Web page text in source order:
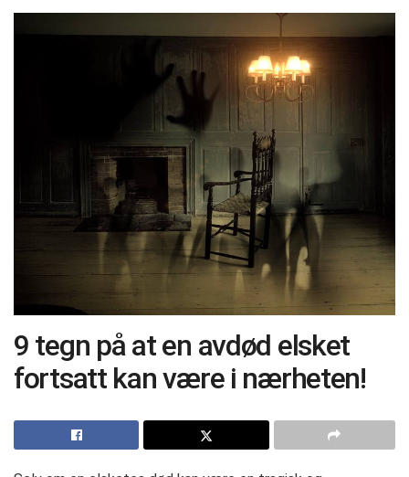
9 tegn på at en avdød elsket
fortsatt kan være i nærheten!